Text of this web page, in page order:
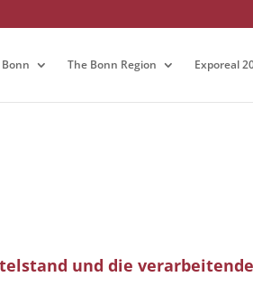
The Bonn Region Exporeal
und die